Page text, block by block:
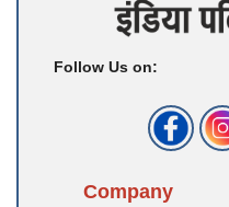
Follow Us on:
Company